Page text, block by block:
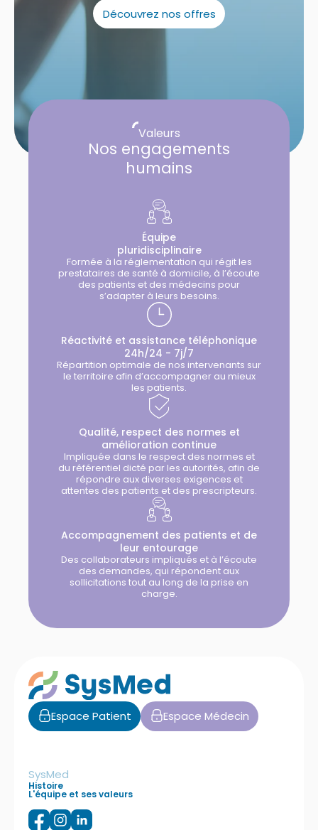
Découvrez nos offres
Valeurs
Nos engagements
humains
Équipe
pluridisciplinaire
Formée à la réglementation qui régit les
prestataires de santé à domicile, à l’écoute
des patients et des médecins pour
s’adapter à leurs besoins.
Réactivité et assistance téléphonique
24h/24 - 7j/7
Répartition optimale de nos intervenants sur
le territoire afin d’accompagner au mieux
les patients.
Qualité, respect des normes et
amélioration continue
Impliquée dans le respect des normes et
du référentiel dicté par les autorités, afin de
répondre aux diverses exigences et
attentes des patients et des prescripteurs.
Accompagnement des patients et de
leur entourage
Des collaborateurs impliqués et à l’écoute
des demandes, qui répondent aux
sollicitations tout au long de la prise en
charge.
Espace Patient Espace Médecin
SysMed
Histoire
L'équipe et ses valeurs